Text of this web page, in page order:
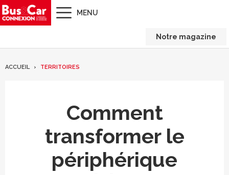
MENU
Notre magazine
ACCUEIL TERRITOIRES
Comment
transformer le
périphérique